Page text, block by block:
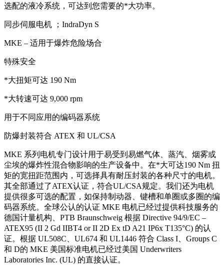
选配的液冷系统，可达到您需要的*大功率。
同步伺服电机 ；IndraDyn S
MKE – 适用于爆炸危险场合
特殊安全
*大扭矩可达 190 Nm
*大转速可达 9,000 rpm
用于不同应用的编码器系统
防爆封装符合 ATEX 和 UL/CSA
MKE 系列电机专门设计用于易受到易燃气体、蒸汽、烟雾或
尘埃的爆炸性混合物影响的生产设备中。在*大可达190 Nm 扭
矩的宽扭距范围内，可选择具有耐压封装的各种尺寸的电机。
其全部通过了ATEX认证，符合UL/CSA规定。我们还为电机
提供很多可选的配置，如保持制动器、键槽和单圈或多圈的编
码器系统。全球公认的认证 MKE 电机已经过提供科技服务的
德国计量机构、PTB Braunschweig 根据 Directive 94/9/EC –
ATEX95 (II 2 Gd IIBT4 or II 2D Ex tD A21 IP6x T135°C) 的认
证。根据 UL508C、UL674 和 UL1446 符合 Class I、Groups C
和 D的 MKE 美国标准电机已经过美国 Underwriters
Laboratories Inc. (UL) 的直接认证。